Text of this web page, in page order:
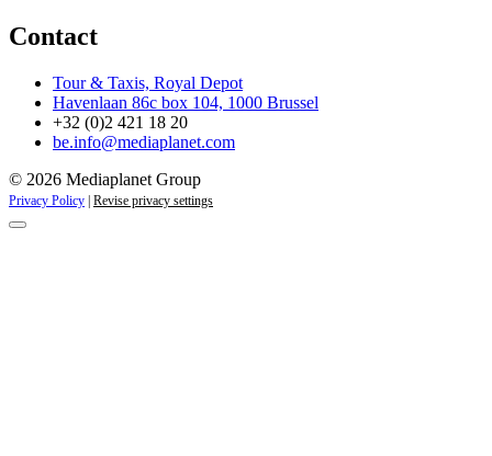
Contact
Tour & Taxis, Royal Depot
Havenlaan 86c box 104, 1000 Brussel
+32 (0)2 421 18 20
be.info@mediaplanet.com
© 2026 Mediaplanet Group
Privacy Policy | Revise privacy settings